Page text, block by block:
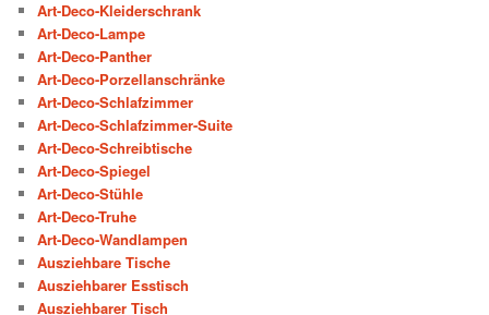
Art-Deco-Kleiderschrank
Art-Deco-Lampe
Art-Deco-Panther
Art-Deco-Porzellanschränke
Art-Deco-Schlafzimmer
Art-Deco-Schlafzimmer-Suite
Art-Deco-Schreibtische
Art-Deco-Spiegel
Art-Deco-Stühle
Art-Deco-Truhe
Art-Deco-Wandlampen
Ausziehbare Tische
Ausziehbarer Esstisch
Ausziehbarer Tisch